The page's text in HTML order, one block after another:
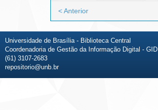
< Anterior
Universidade de Brasília - Biblioteca Central
Coordenadoria de Gestão da Informação Digital - GID
(61) 3107-2683
repositorio@unb.br